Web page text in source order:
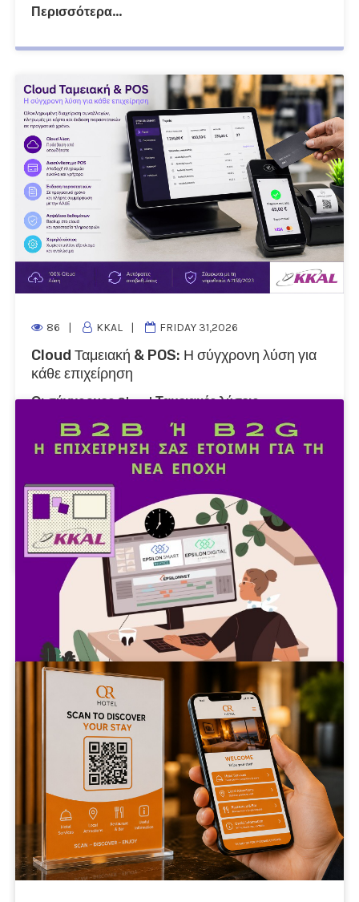
Περισσότερα...
86 KKAL FRIDAY 31,2026
Cloud Ταμειακή & POS: Η σύγχρονη λύση για
κάθε επιχείρηση
Οι σύγχρονες Cloud Ταμειακές λύσεις
αντικαθιστούν τις παραδοσιακές ταμειακές
μηχανές,
προσφέροντας μεγαλύτερη ευελιξία,
χαμηλότερο κόστος και πλήρη συμμόρφωση με
τις απαιτήσεις της ΑΑΔΕ..
Περισσότερα...
KKAL FRIDAY 31,2026
Ηλεκτρονική Τιμολόγηση B2B & B2G: Η
επιχείρησή σας έτοιμη για τη νέα εποχή
Η ψηφιακή μετάβαση αποτελεί πλέον αναπόσπαστο
μέρος της λειτουργίας κάθε σύγχρονης
επιχείρησης...